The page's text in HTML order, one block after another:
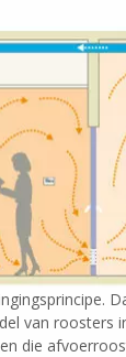
van roosters
die